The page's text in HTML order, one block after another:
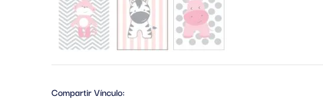
Compartir Vínculo: